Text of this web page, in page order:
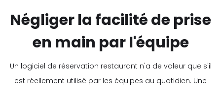
Négliger la facilité de prise
en main par l'équipe
Un logiciel de réservation restaurant n'a de valeur que s'il
est réellement utilisé par les équipes au quotidien. Une